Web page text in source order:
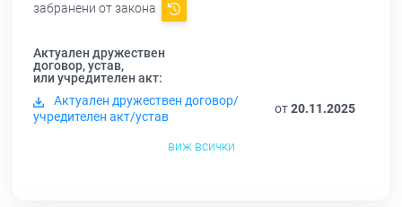
забранени от закона
Актуален дружествен
договор, устав,
или учредителен акт:
Актуален дружествен договор/
учредителен акт/устав
от20.11.2025
виж всички